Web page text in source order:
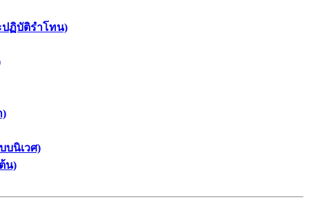
ฏิบัติรำโทน)
)
บนิเวศ)
น)